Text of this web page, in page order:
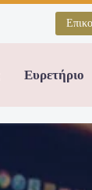
Ευρετήριο